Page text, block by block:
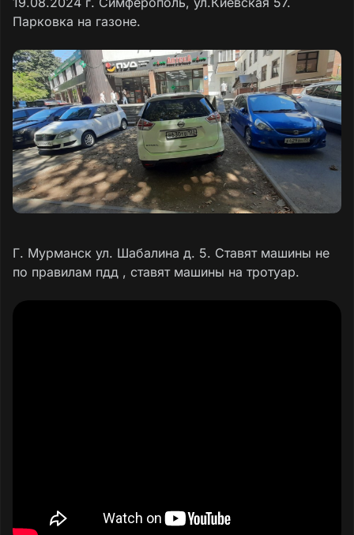
Парковка на газоне.
Г. Мурманск ул. Шабалина д. 5. Ставят машины не
по правилам пдд , ставят машины на тротуар.